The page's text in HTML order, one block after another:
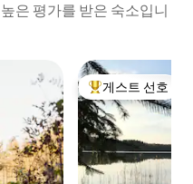
은 평가를 받은 숙소입니
상위 게스트 선호
게스트 선호